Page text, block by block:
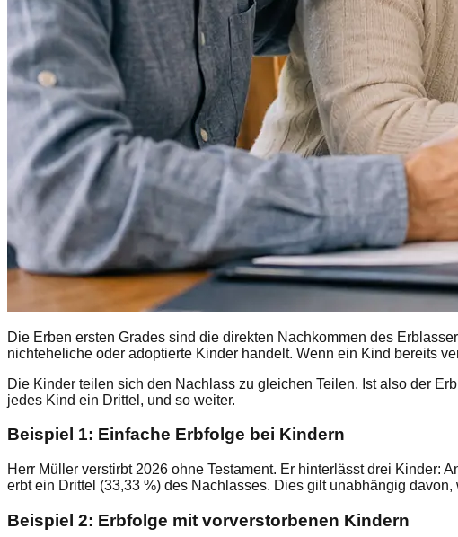
Die Erben ersten Grades sind die direkten Nachkommen des
nichteheliche oder adoptierte Kinder handelt. Wenn ein Kind bereits
Die Kinder teilen sich den Nachlass zu gleichen Teilen. Ist also der
jedes Kind ein Drittel, und so weiter.
Beispiel 1: Einfache Erbfolge bei Kindern
Herr Müller verstirbt 2026 ohne Testament. Er hinterlässt drei Kinder:
erbt ein Drittel (33,33 %) des Nachlasses. Dies gilt unabhängig
Beispiel 2: Erbfolge mit vorverstorbenen Kindern